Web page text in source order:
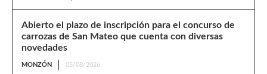
Abierto el plazo de inscripción para el concurso de
carrozas de San Mateo que cuenta con diversas
novedades
MONZÓN 05/08/2026